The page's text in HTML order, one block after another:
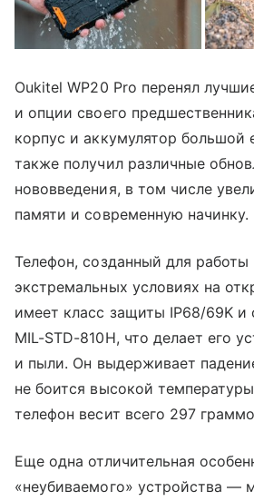
Oukitel WP20 Pro перенял
и опции своего
корпус и аккумулятор большой
также получил различные
нововведения, в том числе
памяти и современную начинку.
Телефон, созданный для
экстремальных условиях на
имеет класс защиты IP68/69K и
MIL-STD-810H, что делает его
и пыли. Он выдерживает
не боится высокой
телефон весит всего 297
Еще одна отличительная
«неубиваемого» устройства—